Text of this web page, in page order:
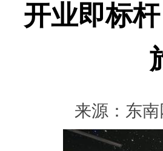
开业即标
来源：东南